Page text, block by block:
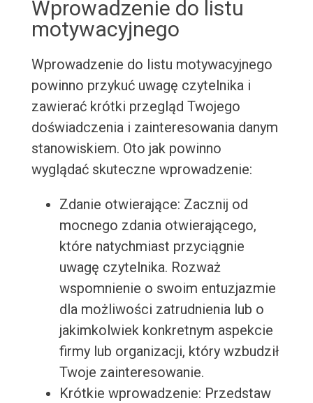
Wprowadzenie do listu
motywacyjnego
Wprowadzenie do listu motywacyjnego
powinno przykuć uwagę czytelnika i
zawierać krótki przegląd Twojego
doświadczenia i zainteresowania danym
stanowiskiem. Oto jak powinno
wyglądać skuteczne wprowadzenie:
Zdanie otwierające: Zacznij od
mocnego zdania otwierającego,
które natychmiast przyciągnie
uwagę czytelnika. Rozważ
wspomnienie o swoim entuzjazmie
dla możliwości zatrudnienia lub o
jakimkolwiek konkretnym aspekcie
firmy lub organizacji, który wzbudził
Twoje zainteresowanie.
Krótkie wprowadzenie: Przedstaw